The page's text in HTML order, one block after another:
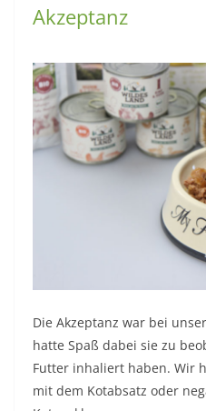
Akzeptanz
Die Akzeptanz war bei
hatte Spaß dabei sie zu
Futter inhaliert haben. Wir
mit dem Kotabsatz oder